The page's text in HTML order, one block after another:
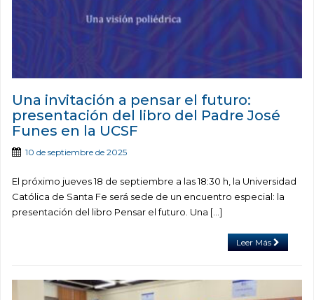
Una invitación a pensar el futuro:
presentación del libro del Padre José
Funes en la UCSF
10 de septiembre de 2025
El próximo jueves 18 de septiembre a las 18:30 h, la Universidad
Católica de Santa Fe será sede de un encuentro especial: la
presentación del libro Pensar el futuro. Una […]
Leer Más